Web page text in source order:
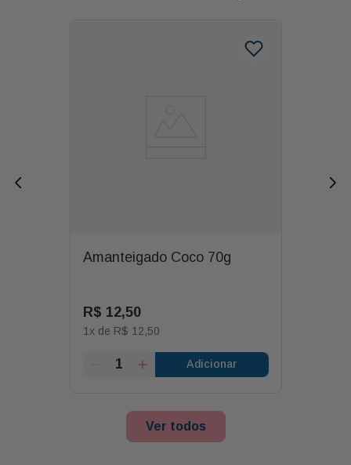
Amanteigado Coco 70g
R$ 12,50
1x de R$ 12,50
Adicionar
Ver todos